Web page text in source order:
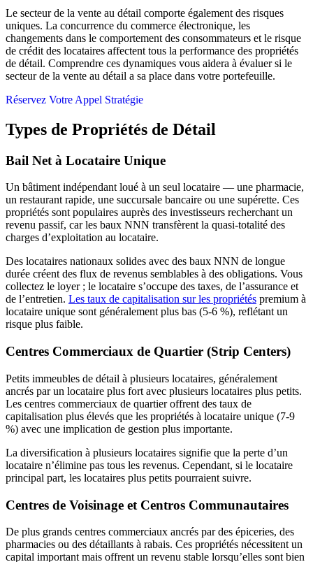
Le secteur de la vente au détail comporte également des risques
uniques. La concurrence du commerce électronique, les
changements dans le comportement des consommateurs et le risque
de crédit des locataires affectent tous la performance des propriétés
de détail. Comprendre ces dynamiques vous aidera à évaluer si le
secteur de la vente au détail a sa place dans votre portefeuille.
Réservez Votre Appel Stratégie
Types de Propriétés de Détail
Bail Net à Locataire Unique
Un bâtiment indépendant loué à un seul locataire — une pharmacie,
un restaurant rapide, une succursale bancaire ou une supérette. Ces
propriétés sont populaires auprès des investisseurs recherchant un
revenu passif, car les baux NNN transfèrent la quasi-totalité des
charges d’exploitation au locataire.
Des locataires nationaux solides avec des baux NNN de longue
durée créent des flux de revenus semblables à des obligations. Vous
collectez le loyer ; le locataire s’occupe des taxes, de l’assurance et
de l’entretien. Les taux de capitalisation sur les propriétés premium à
locataire unique sont généralement plus bas (5-6 %), reflétant un
risque plus faible.
Centres Commerciaux de Quartier (Strip Centers)
Petits immeubles de détail à plusieurs locataires, généralement
ancrés par un locataire plus fort avec plusieurs locataires plus petits.
Les centres commerciaux de quartier offrent des taux de
capitalisation plus élevés que les propriétés à locataire unique (7-9
%) avec une implication de gestion plus importante.
La diversification à plusieurs locataires signifie que la perte d’un
locataire n’élimine pas tous les revenus. Cependant, si le locataire
principal part, les locataires plus petits pourraient suivre.
Centres de Voisinage et Centros Communautaires
De plus grands centres commerciaux ancrés par des épiceries, des
pharmacies ou des détaillants à rabais. Ces propriétés nécessitent un
capital important mais offrent un revenu stable lorsqu’elles sont bien